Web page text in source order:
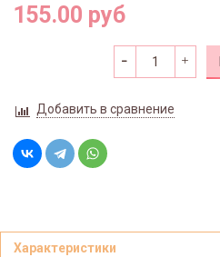
155.00 руб
Добавить в сравнение
Характеристики